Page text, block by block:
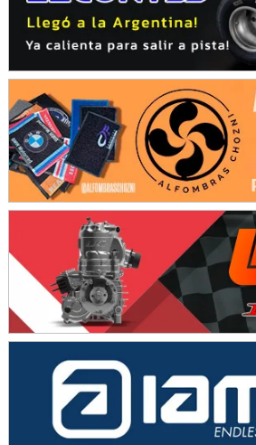
Humboldt (Santa Fe)
Ciudad de Avellaneda (Asfalto)
Avellaneda (Santa Fe)
SUR SANTAFESINO - F4
José Samuel Sánchez (Tierra)
Rufino (Santa Fe)
TUCUMANO - F5
Juan Navarro (Asfalto)
El Timbó (Tucumán)